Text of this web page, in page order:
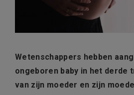
Wetenschappers hebben
ongeboren baby in het derde
van zijn moeder en zijn